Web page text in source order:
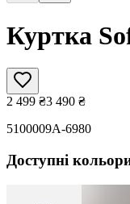
Куртка
2 499 ₴3 490 ₴
5100009A-6980
Доступні